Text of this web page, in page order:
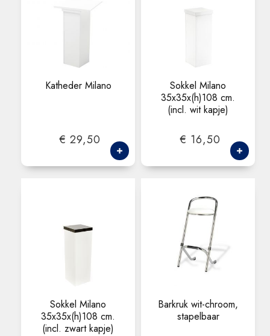
Katheder Milano
€ 29,50
Sokkel Milano
35x35x(h)108 cm.
(incl. wit kapje)
€ 16,50
Sokkel Milano
35x35x(h)108 cm.
(incl. zwart kapje)
Barkruk wit-chroom,
stapelbaar